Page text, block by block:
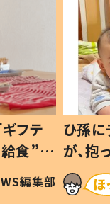
フテ
食”を
の親
編集部
ひ孫
が、
「涙が
い」